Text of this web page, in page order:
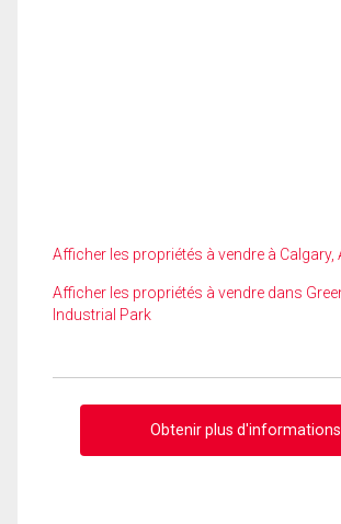
Afficher les propriétés à vendre à Calgary,
Afficher les propriétés à vendre dans
Industrial Park
Obtenir plus d'informations